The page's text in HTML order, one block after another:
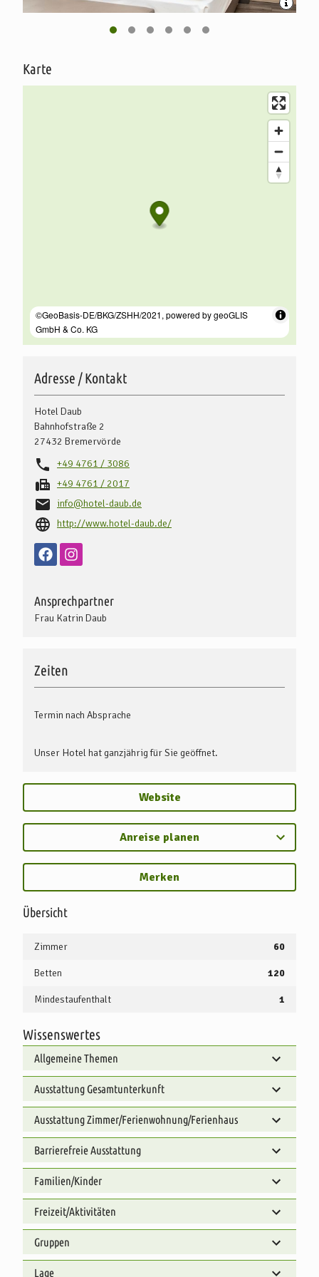
bietet Ausflugsmöglichkeiten wie den Natur- und Erlebnispark,
Spaziergänge um den Vörder See, Fahrradtouren, Wanderungen
Das gesamte Service-Team des Hotels steht mit Rat und Tat
unterstützend zur Seite, um Ihnen, liebe Gäste, den Besuch des
Hauses, der Stadt Bremervörde und Umgebung so angenehm wie
Übersicht
Zimmer 60
Betten 120
Mindestaufenthalt 1
Wissenswertes
Allgemeine Themen
Ausstattung Gesamtunterkunft
Ausstattung Zimmer/Ferienwohnung/Ferienhaus
Barrierefreie Ausstattung
Familien/Kinder
Freizeit/Aktivitäten
Gruppen
Lage
Karte
Adresse / Kontakt
Hotel Daub
Bahnhofstraße 2
27432 Bremervörde
+49 4761 / 3086
+49 4761 / 2017
info@hotel-daub.de
http://www.hotel-daub.de/
Ansprechpartner
Frau Katrin Daub
Zeiten
Termin nach Absprache
Unser Hotel hat ganzjährig für Sie geöffnet.
Website
Anreise planen
Merken